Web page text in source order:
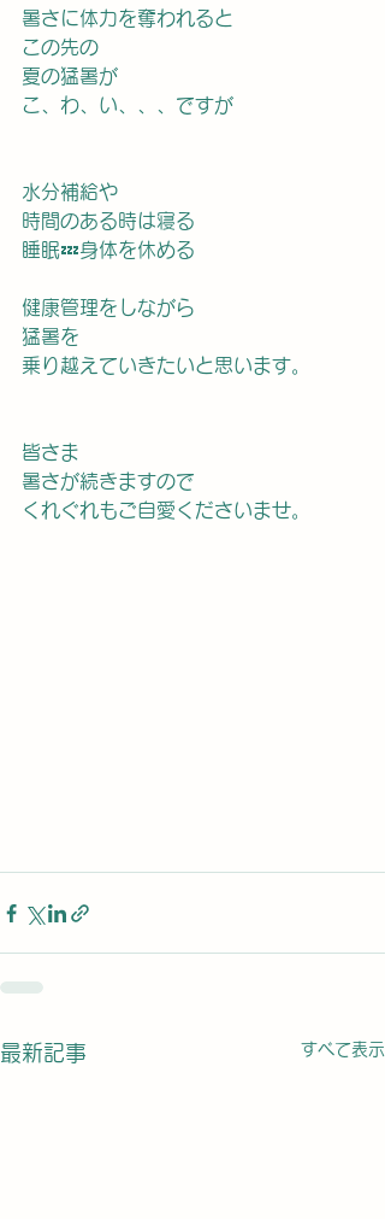
暑さに体力を奪われると
この先の
夏の猛暑が
こ、わ、い、、、ですが
水分補給や
時間のある時は寝る
睡眠💤身体を休める
健康管理をしながら
猛暑を
乗り越えていきたいと思います。
皆さま
暑さが続きますので
くれぐれもご自愛くださいませ。
最新記事 すべて表示